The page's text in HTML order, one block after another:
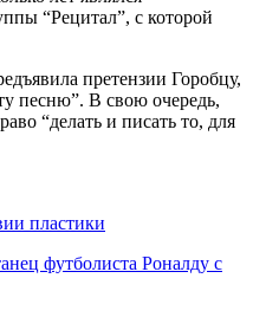
“Рецитал”, с которой
претензии Горобцу,
песню”. В свою очередь,
“делать и писать то, для
пластики
футболиста Роналду с